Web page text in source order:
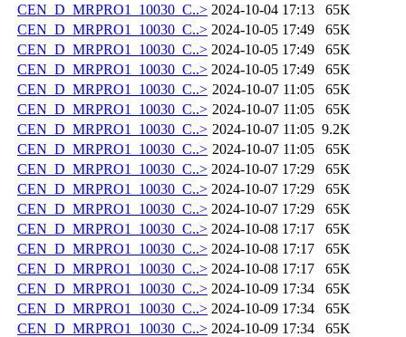
CEN_D_MRPRO1_10030_C..> 2024-10-04 17:13
65K
CEN_D_MRPRO1_10030_C..> 2024-10-05 17:49
65K
CEN_D_MRPRO1_10030_C..> 2024-10-05 17:49
65K
CEN_D_MRPRO1_10030_C..> 2024-10-05 17:49
65K
CEN_D_MRPRO1_10030_C..> 2024-10-07 11:05
65K
CEN_D_MRPRO1_10030_C..> 2024-10-07 11:05
65K
CEN_D_MRPRO1_10030_C..> 2024-10-07 11:05 9.2K
CEN_D_MRPRO1_10030_C..> 2024-10-07 11:05
65K
CEN_D_MRPRO1_10030_C..> 2024-10-07 17:29
65K
CEN_D_MRPRO1_10030_C..> 2024-10-07 17:29
65K
CEN_D_MRPRO1_10030_C..> 2024-10-07 17:29
65K
CEN_D_MRPRO1_10030_C..> 2024-10-08 17:17
65K
CEN_D_MRPRO1_10030_C..> 2024-10-08 17:17
65K
CEN_D_MRPRO1_10030_C..> 2024-10-08 17:17
65K
CEN_D_MRPRO1_10030_C..> 2024-10-09 17:34
65K
CEN_D_MRPRO1_10030_C..> 2024-10-09 17:34
65K
CEN_D_MRPRO1_10030_C..> 2024-10-09 17:34
65K